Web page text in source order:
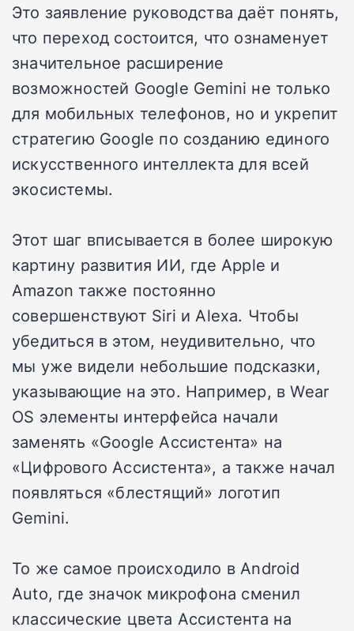
Это заявление руководства даёт понять,
что переход состоится, что ознаменует
значительное расширение
возможностей Google Gemini не только
для мобильных телефонов, но и укрепит
стратегию Google по созданию единого
искусственного интеллекта для всей
экосистемы.
Этот шаг вписывается в более широкую
картину развития ИИ, где Apple и
Amazon также постоянно
совершенствуют Siri и Alexa. Чтобы
убедиться в этом, неудивительно, что
мы уже видели небольшие подсказки,
указывающие на это. Например, в Wear
OS элементы интерфейса начали
заменять «Google Ассистента» на
«Цифрового Ассистента», а также начал
появляться «блестящий» логотип
Gemini.
То же самое происходило в Android
Auto, где значок микрофона сменил
классические цвета Ассистента на